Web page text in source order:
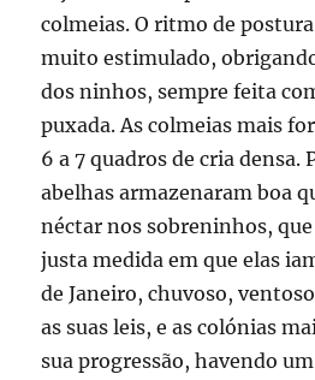
colmeias. O ritmo de
muito estimulado,
dos ninhos, sempre feita
puxada. As colmeias mais
6 a 7 quadros de cria densa.
abelhas armazenaram boa
néctar nos sobreninhos,
justa medida em que elas
de Janeiro, chuvoso,
as suas leis, e as colónias
sua progressão, havendo